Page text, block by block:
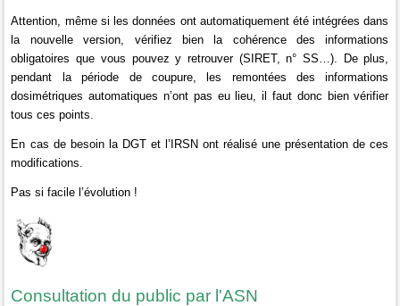
Attention, même si les données ont automatiquement été intégrées dans
la nouvelle version, vérifiez bien la cohérence des informations
obligatoires que vous pouvez y retrouver (SIRET, n° SS…). De plus,
pendant la période de coupure, les remontées des informations
dosimétriques automatiques n’ont pas eu lieu, il faut donc bien vérifier
tous ces points.
En cas de besoin la DGT et l’IRSN ont réalisé une présentation de ces
modifications.
Pas si facile l’évolution !
Consultation du public par l'ASN